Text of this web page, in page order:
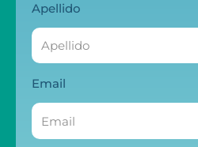
Apellido
Email